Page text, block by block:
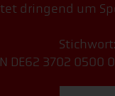
dringend um
DE62 3702 0500